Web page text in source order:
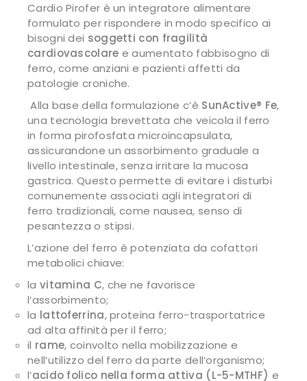
Cardio Pirofer è un integratore alimentare
formulato per rispondere in modo specifico ai
bisogni dei soggetti con fragilità
cardiovascolare e aumentato fabbisogno di
ferro, come anziani e pazienti affetti da
patologie croniche.
Alla base della formulazione c’è SunActive® Fe,
una tecnologia brevettata che veicola il ferro
in forma pirofosfata microincapsulata,
assicurandone un assorbimento graduale a
livello intestinale, senza irritare la mucosa
gastrica. Questo permette di evitare i disturbi
comunemente associati agli integratori di
ferro tradizionali, come nausea, senso di
pesantezza o stipsi.
L’azione del ferro è potenziata da cofattori
metabolici chiave:
la vitamina C, che ne favorisce
l’assorbimento;
la lattoferrina, proteina ferro-trasportatrice
ad alta affinità per il ferro;
il rame, coinvolto nella mobilizzazione e
nell’utilizzo del ferro da parte dell’organismo;
l’acido folico nella forma attiva (L-5-MTHF) e